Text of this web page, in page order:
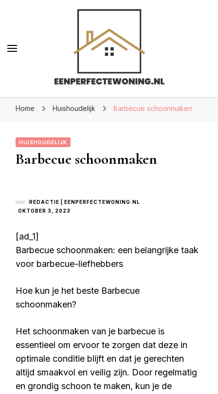
Home Huishoudelijk Barbecue schoonmaken
HUISHOUDELIJK
Barbecue schoonmaken
door
REDACTIE | EENPERFECTEWONING.NL
OKTOBER 3, 2023
[ad_1]
Barbecue schoonmaken: een belangrijke taak
voor barbecue-liefhebbers
Hoe kun je het beste Barbecue
schoonmaken?
Het schoonmaken van je barbecue is
essentieel om ervoor te zorgen dat deze in
optimale conditie blijft en dat je gerechten
altijd smaakvol en veilig zijn. Door regelmatig
en grondig schoon te maken, kun je de